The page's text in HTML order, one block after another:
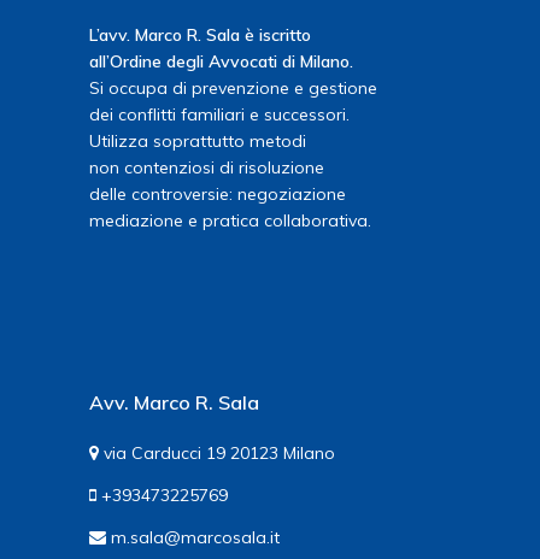
L’avv. Marco R. Sala è iscritto
all’Ordine degli Avvocati di Milano.
Si occupa di prevenzione e gestione
dei conflitti familiari e successori.
Utilizza soprattutto metodi
non contenziosi di risoluzione
delle controversie: negoziazione
mediazione e pratica collaborativa.
Avv. Marco R. Sala
via Carducci 19 20123 Milano
+393473225769
m.sala@marcosala.it